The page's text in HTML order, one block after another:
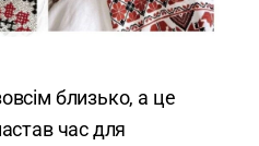
близько, а це
час для